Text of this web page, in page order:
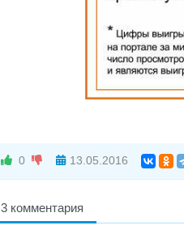
0 13.05.2016
3 комментария